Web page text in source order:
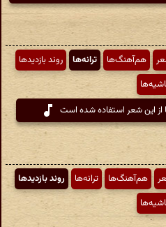
هم‌آهنگ‌ها ترانه‌ها
روند بازدیدها
از این شعر استفاده شده است
هم‌آهنگ‌ها ترانه‌ها
روند بازدیدها